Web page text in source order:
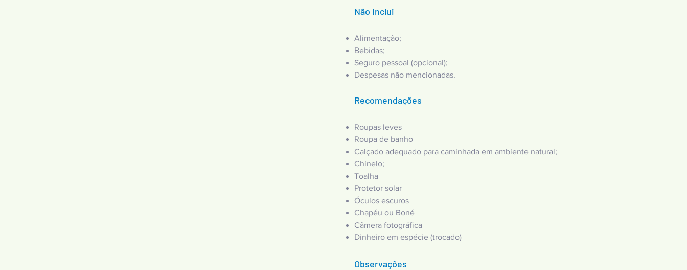
Não inclui
Alimentação;
Bebidas;
Seguro pessoal (opcional);
Despesas não mencionadas.
Recomendações
Roupas leves
Roupa de banho
Calçado adequado para caminhada em ambiente natural;
Chinelo;
Toalha
Protetor solar
Óculos escuros
Chapéu ou Boné
Câmera fotográfica
Dinheiro em espécie (trocado)
Observações